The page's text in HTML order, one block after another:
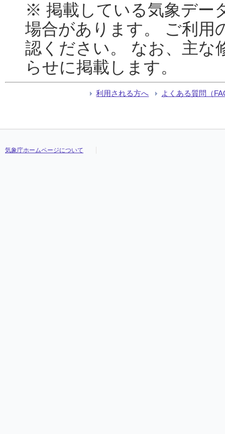
※ 掲載している気象デー
場合があります。 ご利用
認ください。 なお、主な
らせに掲載します。
利用される方へ よくある質問（
気象庁ホームページについて